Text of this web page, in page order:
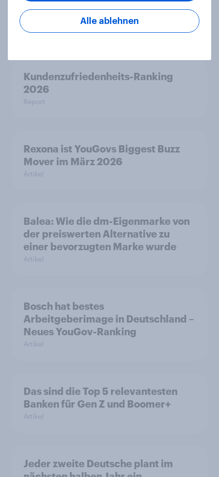
überzeugt erstmalig mit höchster
Kundenzufriedenheit
Artikel
Kundenzufriedenheits-Ranking
2026
Report
Rexona ist YouGovs Biggest Buzz
Mover im März 2026
Artikel
Balea: Wie die dm-Eigenmarke von
der preiswerten Alternative zu
einer bevorzugten Marke wurde
Artikel
Bosch hat bestes
Arbeitgeberimage in Deutschland –
Neues YouGov-Ranking
Artikel
Das sind die Top 5 relevantesten
Banken für Gen Z und Boomer+
Artikel
Jeder zweite Deutsche plant im
Alle ablehnen